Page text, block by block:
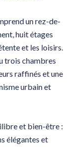
un rez-de-
huit étages
et les loisirs.
trois chambres
raffinés et une
urbain et
et bien-être :
élégantes et